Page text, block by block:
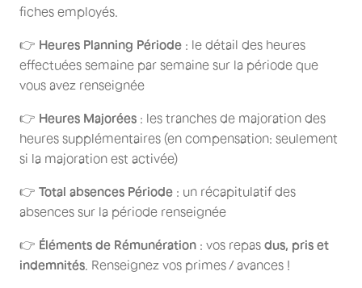
fiches employés.
👉 Heures Planning Période : le détail des heures
effectuées semaine par semaine sur la période que
vous avez renseignée
👉 Heures Majorées : les tranches de majoration des
heures supplémentaires (en compensation: seulement
si la majoration est activée)
👉 Total absences Période : un récapitulatif des
absences sur la période renseignée
👉 Éléments de Rémunération : vos repas dus, pris et
indemnités . Renseignez vos primes / avances !